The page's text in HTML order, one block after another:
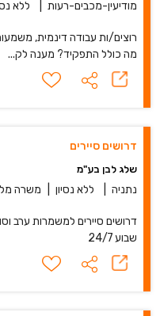
מודיעין-מכבים-רעות ללא
רוצים/ות עבודה דינמית,
מה כולל התפקיד? מענה לק...
דרושים סיירים
שלג לבן בע"מ
נתניה ללא נסיון משרה
שבוע 24/7